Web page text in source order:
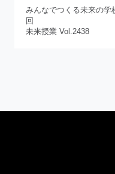
みんなでつくる未来の
回
未来授業 Vol.2438